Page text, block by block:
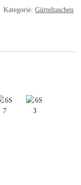
Kategorie: Gürteltaschen